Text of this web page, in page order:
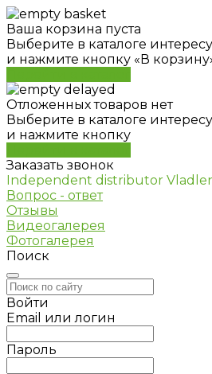
Ваша корзина пуста
Выберите в каталоге
и нажмите кнопку «В
Отложенных товаров нет
Выберите в каталоге
и нажмите кнопку
Заказать звонок
Independent distributor
Вопрос - ответ
Отзывы
Видеогалерея
Фотогалерея
Поиск
Войти
Email или логин
Пароль